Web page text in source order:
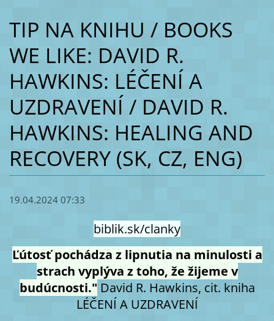
TIP NA KNIHU / BOOKS
WE LIKE: DAVID R.
HAWKINS: LÉČENÍ A
UZDRAVENÍ / DAVID R.
HAWKINS: HEALING AND
RECOVERY (SK, CZ, ENG)
19.04.2024 07:33
biblik.sk/clanky
Ľútosť pochádza z lipnutia na minulosti a
strach vyplýva z toho, že žijeme v
budúcnosti."David R. Hawkins, cit. kniha
LÉČENÍ A UZDRAVENÍ